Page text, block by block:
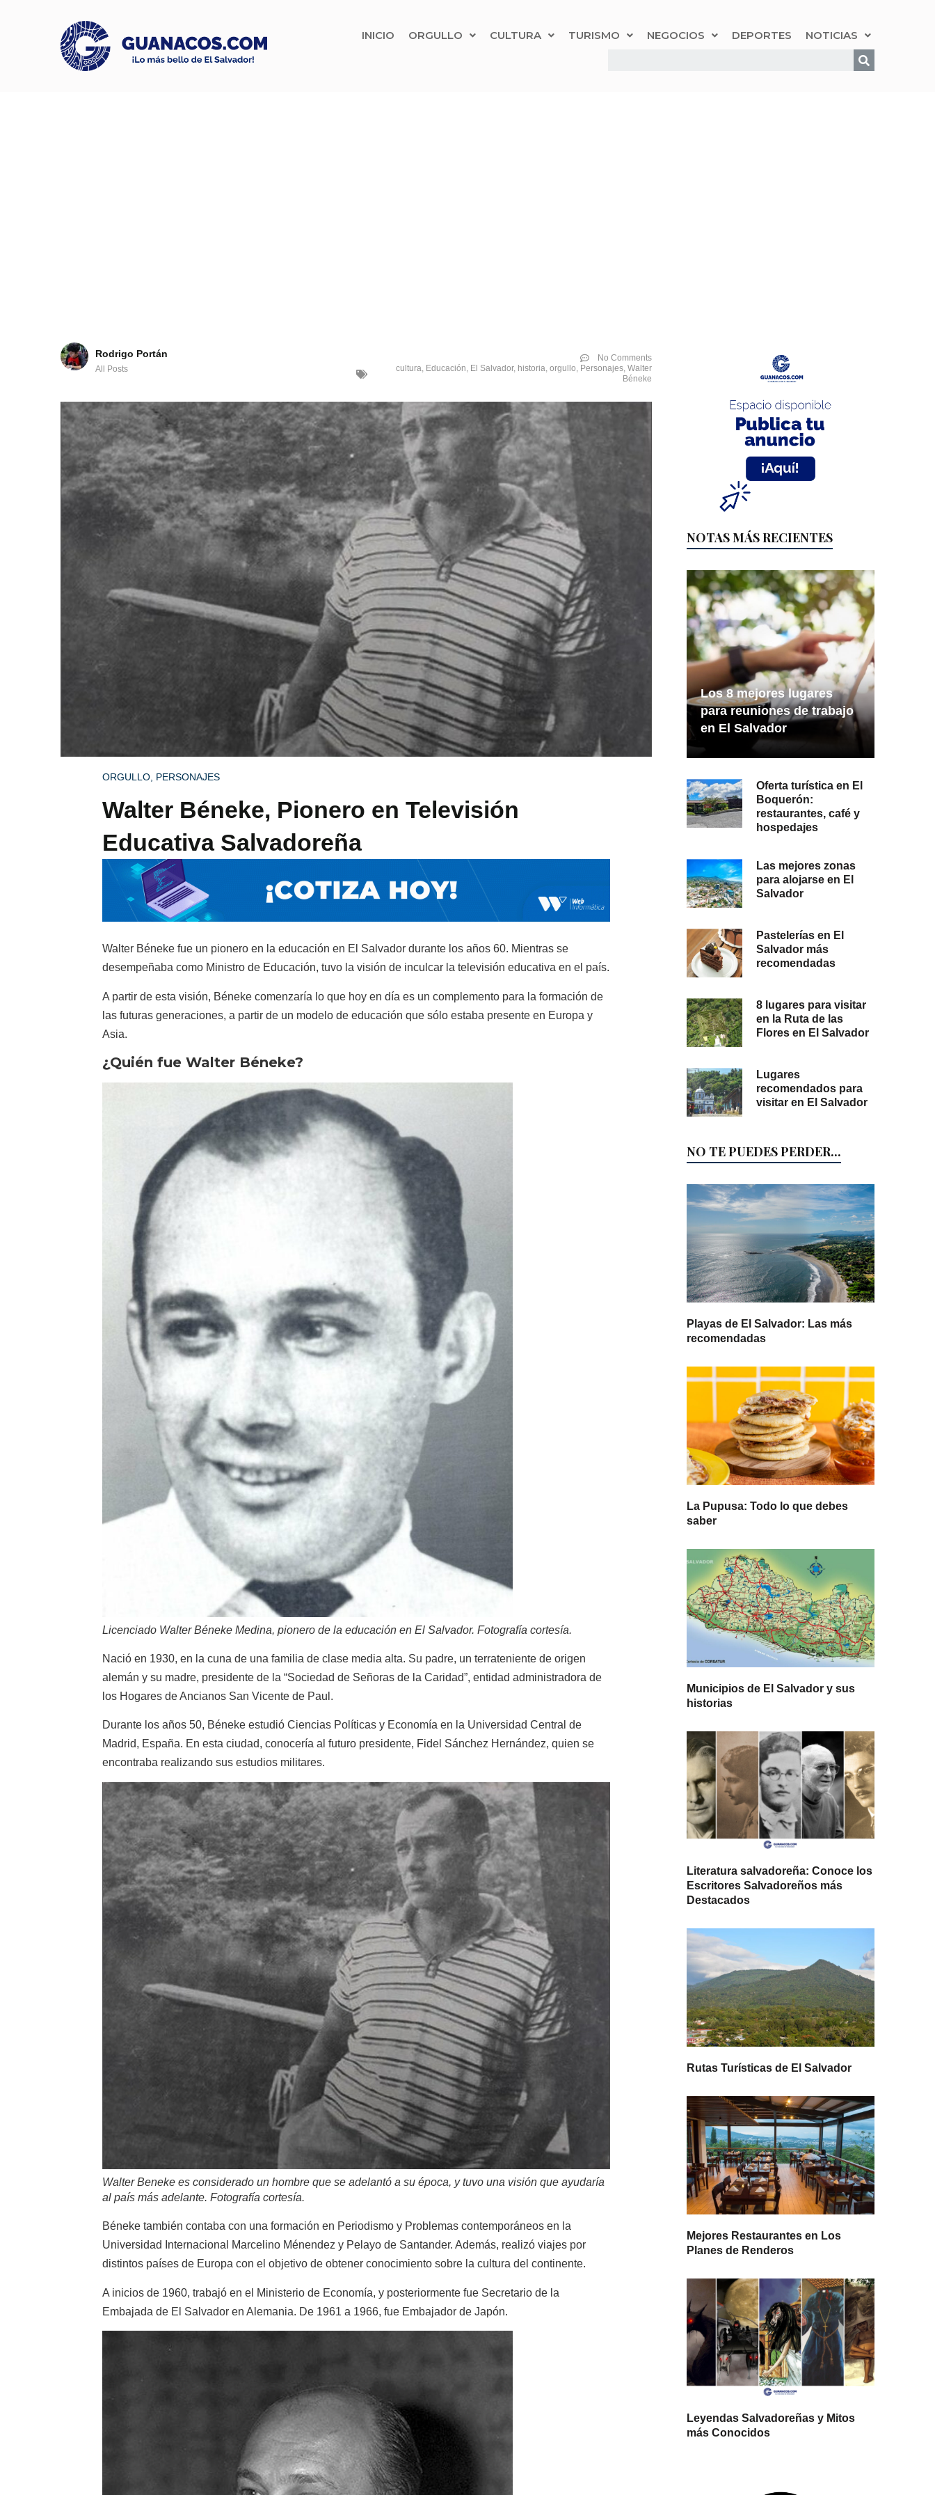
INICIO ORGULLO CULTURA TURISMO NEGOCIOS DEPORTES NOTICIAS
Rodrigo Portán
All Posts
No Comments
cultura, Educación, El Salvador, historia, orgullo, Personajes, Walter
Béneke
ORGULLO PERSONAJES
Walter Béneke, Pionero en Televisión
Educativa Salvadoreña
Walter Béneke fue un pionero en la educación en El Salvador durante los años 60. Mientras se
desempeñaba como Ministro de Educación, tuvo la visión de inculcar la televisión educativa en el país.
A partir de esta visión, Béneke comenzaría lo que hoy en día es un complemento para la formación de
las futuras generaciones, a partir de un modelo de educación que sólo estaba presente en Europa y
Asia.
¿Quién fue Walter Béneke?
Licenciado Walter Béneke Medina, pionero de la educación en El Salvador. Fotografía cortesía.
Nació en 1930, en la cuna de una familia de clase media alta. Su padre, un terrateniente de origen
alemán y su madre, presidente de la “Sociedad de Señoras de la Caridad”, entidad administradora de
los Hogares de Ancianos San Vicente de Paul.
Durante los años 50, Béneke estudió Ciencias Políticas y Economía en la Universidad Central de
Madrid, España. En esta ciudad, conocería al futuro presidente, Fidel Sánchez Hernández, quien se
encontraba realizando sus estudios militares.
Walter Beneke es considerado un hombre que se adelantó a su época, y tuvo una visión que ayudaría
al país más adelante. Fotografía cortesía.
Béneke también contaba con una formación en Periodismo y Problemas contemporáneos en la
Universidad Internacional Marcelino Ménendez y Pelayo de Santander. Además, realizó viajes por
distintos países de Europa con el objetivo de obtener conocimiento sobre la cultura del continente.
A inicios de 1960, trabajó en el Ministerio de Economía, y posteriormente fue Secretario de la
Embajada de El Salvador en Alemania. De 1961 a 1966, fue Embajador de Japón.
NOTAS MÁS RECIENTES
Los 8 mejores lugares
para reuniones de trabajo
en El Salvador
Oferta turística en El
Boquerón:
restaurantes, café y
hospedajes
Las mejores zonas
para alojarse en El
Salvador
Pastelerías en El
Salvador más
recomendadas
8 lugares para visitar
en la Ruta de las
Flores en El Salvador
Lugares
recomendados para
visitar en El Salvador
NO TE PUEDES PERDER...
Playas de El Salvador: Las más
recomendadas
La Pupusa: Todo lo que debes
saber
Municipios de El Salvador y sus
historias
Literatura salvadoreña: Conoce los
Escritores Salvadoreños más
Destacados
Rutas Turísticas de El Salvador
Mejores Restaurantes en Los
Planes de Renderos
Leyendas Salvadoreñas y Mitos
más Conocidos